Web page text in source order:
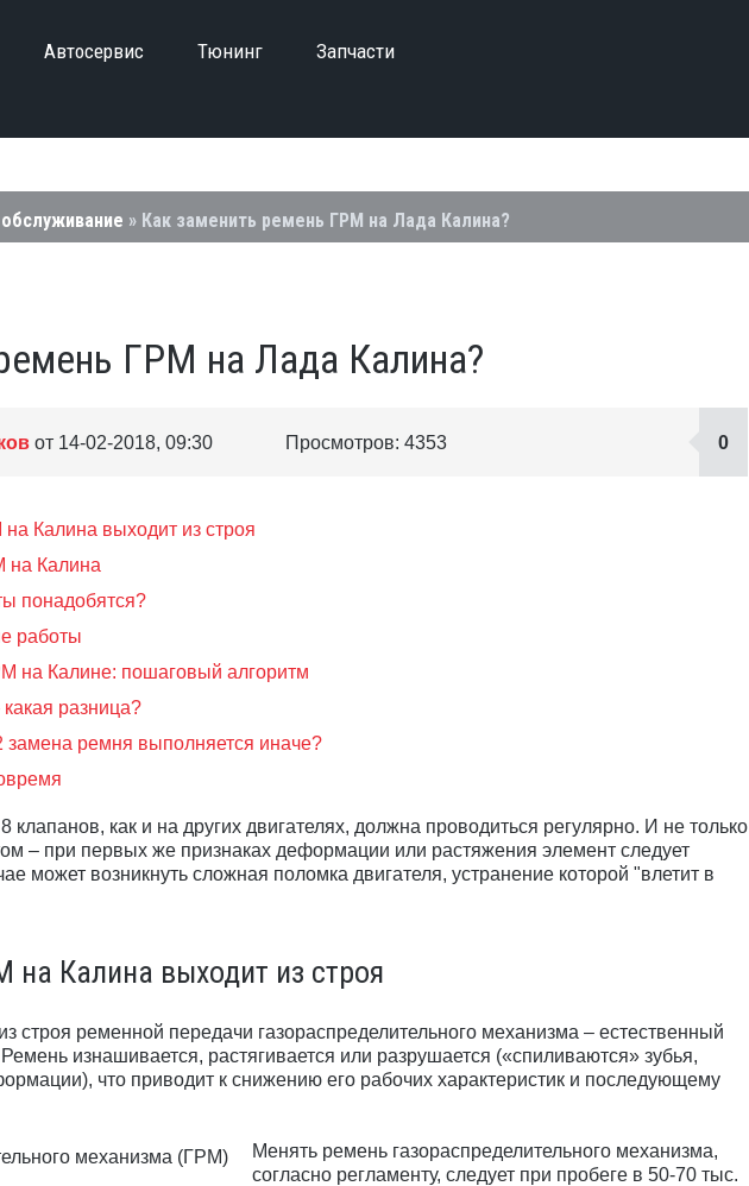
Автосервис Тюнинг Запчасти
» Как заменить ремень ГРМ на Лада Калина?
ГРМ на Лада Калина?
от 14-02-2018, 09:30 Просмотров: 4353 0
Калина выходит из строя
на Калина
понадобятся?
работы
на Калине: пошаговый алгоритм
разница?
ремня выполняется иначе?
как и на других двигателях, должна проводиться регулярно. И не только
– при первых же признаках деформации или растяжения элемент следует
может возникнуть сложная поломка двигателя, устранение которой "влетит в
Калина выходит из строя
строя ременной передачи газораспределительного механизма – естественный
изнашивается, растягивается или разрушается («спиливаются» зубья,
что приводит к снижению его рабочих характеристик и последующему
Менять ремень газораспределительного механизма,
согласно регламенту, следует при пробеге в 50-70 тыс.